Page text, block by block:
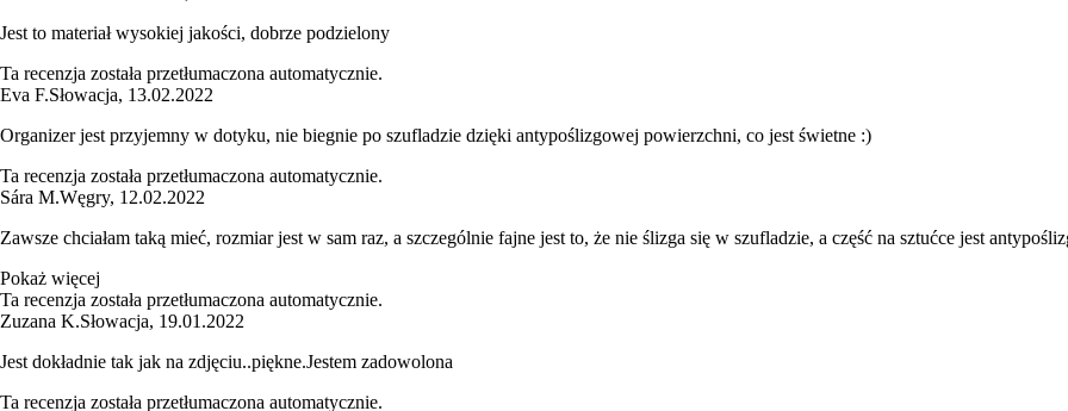
Jest to materiał wysokiej jakości, dobrze podzielony
Ta recenzja została przetłumaczona automatycznie.
Eva F.Słowacja, 13.02.2022
Organizer jest przyjemny w dotyku, nie biegnie po szufladzie dzięki antypoślizgowej powierzchni, co jest świetne :)
Ta recenzja została przetłumaczona automatycznie.
Sára M.Węgry, 12.02.2022
Zawsze chciałam taką mieć, rozmiar jest w sam raz, a szczególnie fajne jest to, że nie ślizga się w szufladzie, a część na sztućce jest
Pokaż więcej
Ta recenzja została przetłumaczona automatycznie.
Zuzana K.Słowacja, 19.01.2022
Jest dokładnie tak jak na zdjęciu..piękne.Jestem zadowolona
Ta recenzja została przetłumaczona automatycznie.